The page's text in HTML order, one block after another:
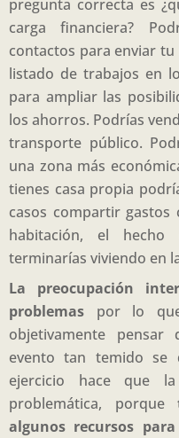
pregunta correcta es
carga financiera?
contactos para enviar
listado de trabajos en
para ampliar las
los ahorros. Podrías
transporte público.
una zona más
tienes casa propia
casos compartir
habitación, el hecho
terminarías viviendo en
La preocupación
problemas por lo
objetivamente
evento tan temido se
ejercicio hace que la
problemática, porque
algunos recursos